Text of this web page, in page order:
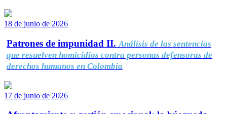
18 de junio de 2026
Patrones de impunidad II. Análisis de las sentencias
que resuelven homicidios contra personas defensoras de
derechos humanos en Colombia
17 de junio de 2026